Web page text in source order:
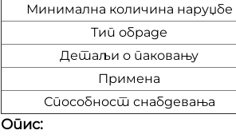
Минимална количина наруџбе
Тип обраде
Детаљи о паковању
Примена
Способност снабдевања
Опис: